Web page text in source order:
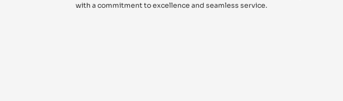
with a commitment to excellence and seamless service.